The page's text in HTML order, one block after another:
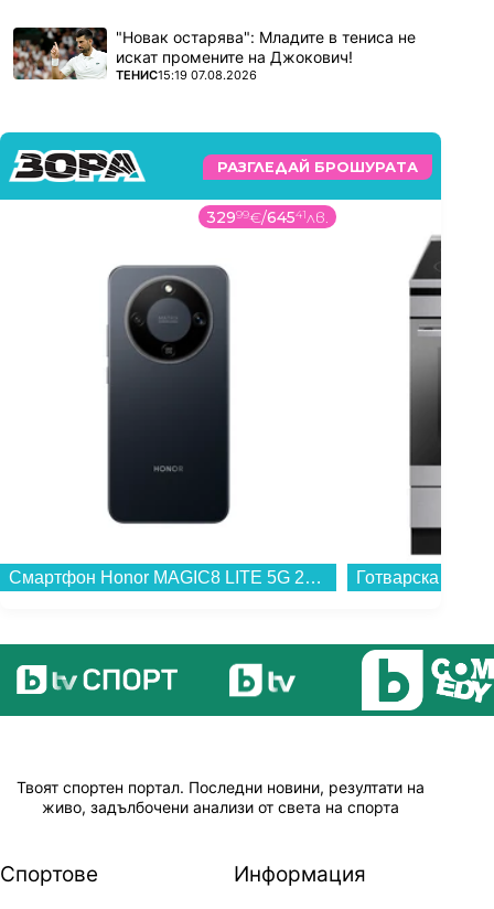
"Новак остарява": Младите в тениса не
искат промените на Джокович!
ПОВЕЧЕ ОТ
ТЕНИС15:19 07.08.2026
РАЗГЛЕДАЙ БРОШУРАТА
32999€/64541лв.
Смартфон Honor MAGIC8 LITE 5G 256/8 BLACK , 256 GB, 8 GB...
Твоят спортен портал. Последни новини, резултати на
живо, задълбочени анализи от света на спорта
Спортове Информация